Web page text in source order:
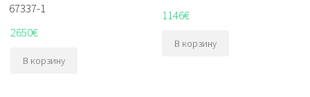
67337-1
2650€
В корзину
1146€
В корзину